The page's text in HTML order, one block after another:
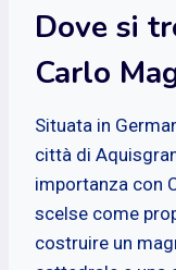
Dove si
Carlo
Situata in
città di
importanza con
scelse come
costruire un